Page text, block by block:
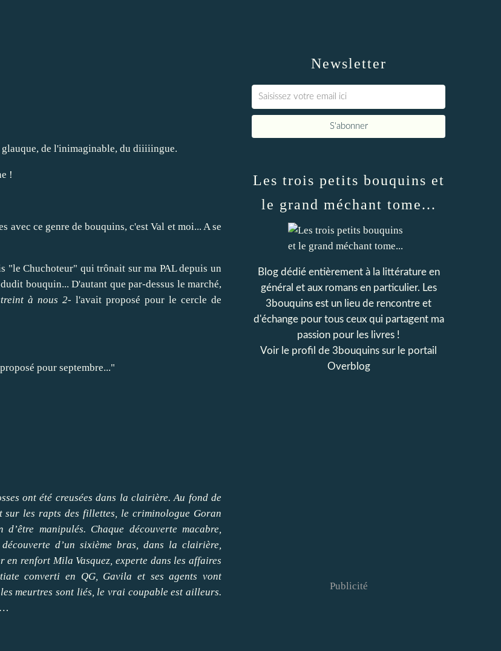
de l'inimaginable, du diiiiingue.
!
avec ce genre de bouquins, c'est Val et moi... A se
"le Chuchoteur" qui trônait sur ma PAL depuis un
bouquin... D'autant que par-dessus le marché,
à nous 2- l'avait proposé pour le cercle de
pour septembre..."
ont été creusées dans la clairière. Au fond de
sur les rapts des fillettes, le criminologue Goran
manipulés. Chaque découverte macabre,
d’un sixième bras, dans la clairière,
renfort Mila Vasquez, experte dans les affaires
converti en QG, Gavila et ses agents vont
meurtres sont liés, le vrai coupable est ailleurs.
Newsletter
Les trois petits bouquins et
le grand méchant tome...
Blog dédié entièrement à la littérature en
général et aux romans en particulier. Les
3bouquins est un lieu de rencontre et
d'échange pour tous ceux qui partagent ma
passion pour les livres !
Voir le profil de 3bouquins sur le portail
Overblog
Publicité